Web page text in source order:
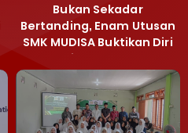
Bukan Sekadar
Bertanding, Enam Utusan
SMK MUDISA Buktikan Diri
di MEA 2026